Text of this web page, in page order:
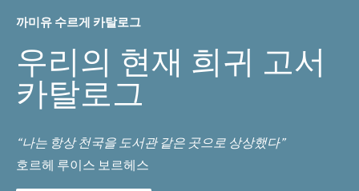
까미유 수르게 카탈로그
우리의 현재 희귀 고서
카탈로그
“나는 항상 천국을 도서관 같은 곳으로 상상했다”
호르헤 루이스 보르헤스